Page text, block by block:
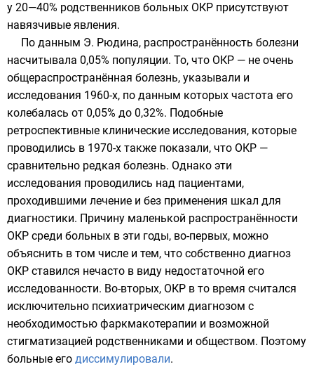
у 20—40% родственников больных ОКР присутствуют
навязчивые явления.
По данным Э. Рюдина, распространённость болезни
насчитывала 0,05% популяции. То, что ОКР — не очень
общераспространённая болезнь, указывали и
исследования 1960-х, по данным которых частота его
колебалась от 0,05% до 0,32%. Подобные
ретроспективные клинические исследования, которые
проводились в 1970-х также показали, что ОКР —
сравнительно редкая болезнь. Однако эти
исследования проводились над пациентами,
проходившими лечение и без применения шкал для
диагностики. Причину маленькой распространённости
ОКР среди больных в эти годы, во-первых, можно
объяснить в том числе и тем, что собственно диагноз
ОКР ставился нечасто в виду недостаточной его
исследованности. Во-вторых, ОКР в то время считался
исключительно психиатрическим диагнозом с
необходимостью фаркмакотерапии и возможной
стигматизацией родственниками и обществом. Поэтому
больные его диссимулировали.